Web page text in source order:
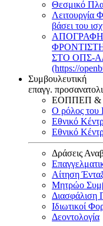
Θεσμικό
Λειτουργία
βάσει του
ΣΤΟ ΟΠΣ-
(https://
Συμβουλευτική
επαγγ.
ΕΟΠΠΕΠ &
Ο ρόλος
Εθνικό
Εθνικό
Δράσεις
Αίτηση
Μητρώο
Διασφάλιση
Ιδιωτικοί
Δεοντολογία